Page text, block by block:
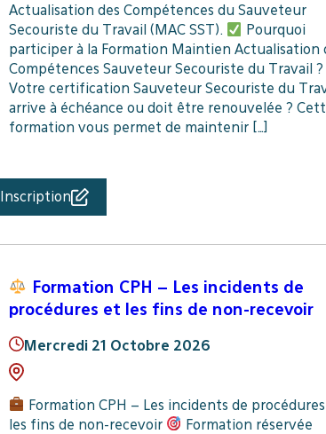
Actualisation des Compétences du Sauveteur
Secouriste du Travail (MAC SST).
Pourquoi
participer à la Formation Maintien Actualisation
Compétences Sauveteur Secouriste du Travail ?
Votre certification Sauveteur Secouriste du
arrive à échéance ou doit être renouvelée ?
formation vous permet de maintenir […]
Inscription
Formation CPH – Les incidents de
procédures et les fins de non-recevoir
Mercredi 21 Octobre 2026
Formation CPH – Les incidents de
les fins de non-recevoir
Formation réservée